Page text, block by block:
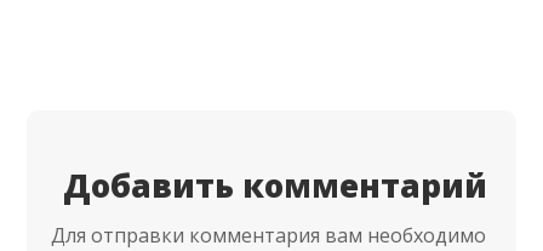
Добавить комментарий
Для отправки комментария вам необходимо